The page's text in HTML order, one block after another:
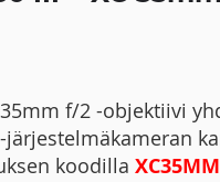
f/2 -objektiivi
järjestelmäkameran
koodilla XC35MM